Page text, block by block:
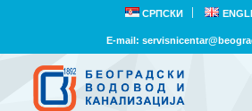
СРПСКИ
E-mail: